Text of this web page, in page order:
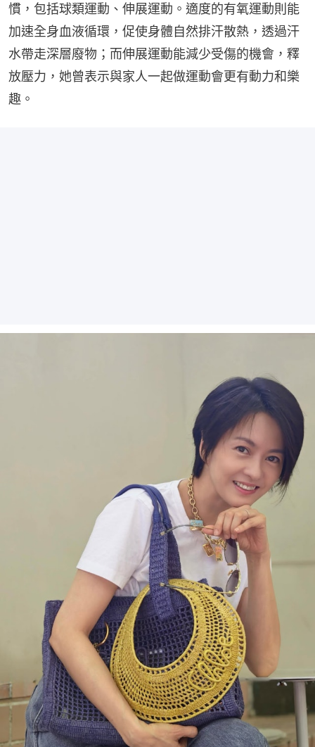
慣，包括球類運動、伸展運動。適度的有氧運動則能
加速全身血液循環，促使身體自然排汗散熱，透過汗
水帶走深層廢物；而伸展運動能減少受傷的機會，釋
放壓力，她曾表示與家人一起做運動會更有動力和樂
趣。